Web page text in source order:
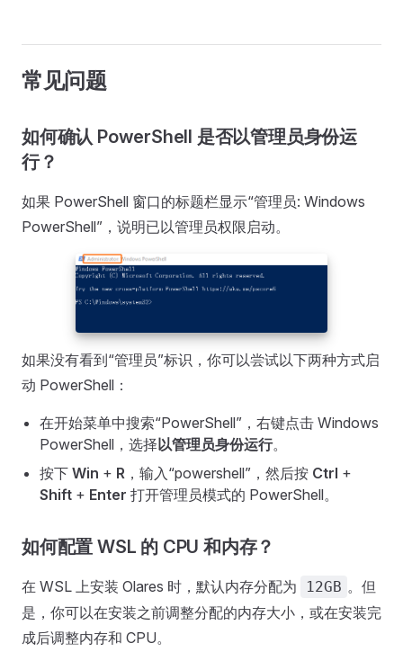
常见问题
如何确认 PowerShell 是否以管理员身份运
行？
如果 PowerShell 窗口的标题栏显示“管理员: Windows
PowerShell”，说明已以管理员权限启动。
如果没有看到“管理员”标识，你可以尝试以下两种方式启
动 PowerShell：
在开始菜单中搜索“PowerShell”，右键点击 Windows
PowerShell，选择以管理员身份运行。
按下 Win + R ，输入“powershell”，然后按 Ctrl +
Shift + Enter 打开管理员模式的 PowerShell。
如何配置 WSL 的 CPU 和内存？
在 WSL 上安装 Olares 时，默认内存分配为 12GB 。但
是，你可以在安装之前调整分配的内存大小，或在安装完
成后调整内存和 CPU。